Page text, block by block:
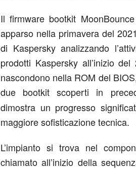
Il firmware bootkit
apparso nella primavera del
di Kaspersky analizzando
prodotti Kaspersky all’inizio
nascondono nella ROM del
due bootkit scoperti in
dimostra un progresso
maggiore sofisticazione tecnica.
L’impianto si trova nel
chiamato all’inizio della